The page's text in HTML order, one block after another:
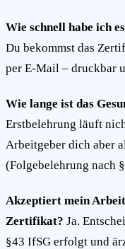
Wie schnell habe ich
Du bekommst das
per E-Mail – druckbar
Wie lange ist das
Erstbelehrung läuft
Arbeitgeber dich aber
(Folgebelehrung nach
Akzeptiert mein
Zertifikat? Ja.
§43 IfSG erfolgt und